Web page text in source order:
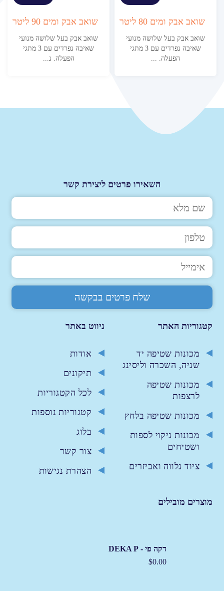
שואב אבק ומים 80 ליטר
שואב אבק בעל שלושה מנועי
שאיבה נפרדים עם 3 מתגי
הפעלה. ...
שואב אבק ומים 90 ליטר
שואב אבק בעל שלושה מנועי
שאיבה נפרדים עם 3 מתגי
הפעלה. נ...
ניווט באתר
אודות
תיקונים
לכל הקטגוריות
קטגוריות נוספות
בלוג
צור קשר
הצהרת נגישות
קטגוריות האתר
מכונות שטיפה יד
שניה, השכרה וליסינג
מכונות שטיפה
לרצפות
מכונות שטיפה בלחץ
מכונות ניקוי לספות
ושטיחים
ציוד נלווה ואביזרים
מוצרים מובילים
דקה פי - DEKA P
$0.00
השאירו פרטים ליצירת קשר